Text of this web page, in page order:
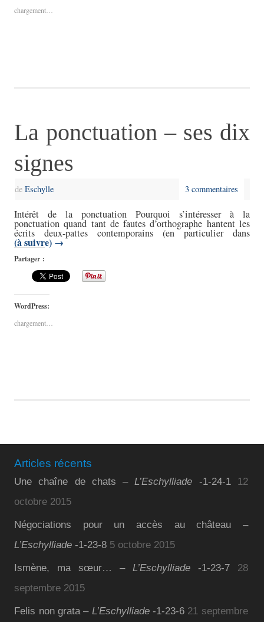
chargement…
La ponctuation – ses dix
signes
deEschylle 3 commentaires
Intérêt de la ponctuation Pourquoi s’intéresser à la
ponctuation quand tant de fautes d’orthographe hantent les
écrits deux-pattes contemporains (en particulier dans
(à suivre) →
Partager :
WordPress:
chargement…
Articles récents
Une chaîne de chats –L’Eschylliade -1-24-1
12
octobre 2015
Négociations pour un accès au château –
L’Eschylliade -1-23-8 5 octobre 2015
Ismène, ma sœur… – L’Eschylliade-1-23-7
28
septembre 2015
Felis non grata – L’Eschylliade-1-23-6 21 septembre